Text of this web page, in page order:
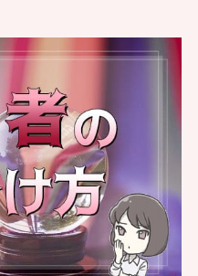
が引き起こした
次元の除霊とは
ン需要が生ん
ン心霊事件
旅先で出会っ
常～霊感で確か
を体験してみ
的中率